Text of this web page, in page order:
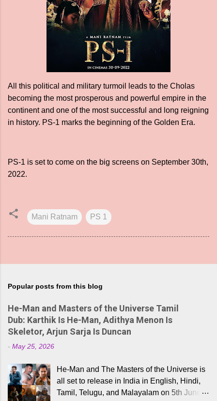
All this political and military turmoil leads to the Cholas
becoming the most prosperous and powerful empire in the
continent and one of the most successful and long reigning
in history. PS-1 marks the beginning of the Golden Era.
PS-1 is set to come on the big screens on September 30th,
2022.
Mani Ratnam PS 1
Popular posts from this blog
He-Man and Masters of the Universe Tamil
Dub: Karthik Is He-Man, Adithya Menon Is
Skeletor, Arjun Sarja Is Duncan
- May 25, 2026
He-Man and The Masters of the Universe is
all set to release in India in English, Hindi,
Tamil, Telugu, and Malayalam on 5th June,